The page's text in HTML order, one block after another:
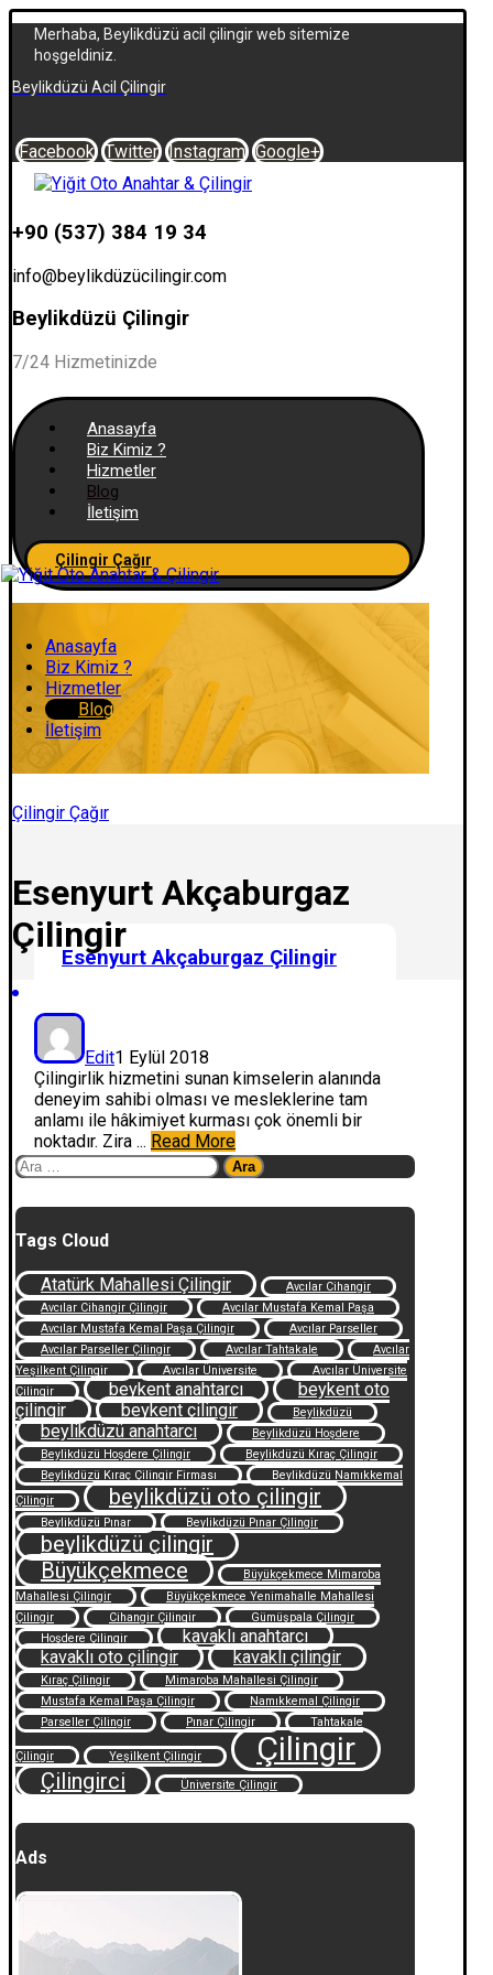
Merhaba, Beylikdüzü acil çilingir web sitemize
hoşgeldiniz.
Beylikdüzü Acil Çilingir
Facebook Twitter Instagram Google+
+90 (537) 384 19 34
info@beylikdüzücilingir.com
Beylikdüzü Çilingir
7/24 Hizmetinizde
Anasayfa
Biz Kimiz ?
Hizmetler
Blog
İletişim
Çilingir Çağır
Anasayfa
Biz Kimiz ?
Hizmetler
Blog
İletişim
Çilingir Çağır
Esenyurt Akçaburgaz
Çilingir
Esenyurt Akçaburgaz Çilingir
Edit1 Eylül 2018
Çilingirlik hizmetini sunan kimselerin alanında
deneyim sahibi olması ve mesleklerine tam
anlamı ile hâkimiyet kurması çok önemli bir
noktadır. Zira ... Read More
Arama:
Tags Cloud
Atatürk Mahallesi Çilingir
Avcılar Cihangir
Avcılar Cihangir Çilingir
Avcılar Mustafa Kemal Paşa
Avcılar Mustafa Kemal Paşa Çilingir
Avcılar Parseller
Avcılar Parseller Çilingir
Avcılar Tahtakale
Avcılar
Yeşilkent Çilingir
Avcılar Üniversite
Avcılar Üniversite
Çilingir
beykent anahtarcı
beykent oto
çilingir
beykent çilingir Beylikdüzü
beylikdüzü anahtarcı
Beylikdüzü Hoşdere
Beylikdüzü Hoşdere Çilingir
Beylikdüzü Kıraç Çilingir
Beylikdüzü Kıraç Çilingir Firması
Beylikdüzü Namıkkemal
Çilingir
beylikdüzü oto çilingir
Beylikdüzü Pınar Beylikdüzü Pınar Çilingir
beylikdüzü çilingir
Büyükçekmece
Büyükçekmece Mimaroba
Mahallesi Çilingir
Büyükçekmece Yenimahalle Mahallesi
Çilingir
Cihangir Çilingir
Gümüşpala Çilingir
Hoşdere Çilingir
kavaklı anahtarcı
kavaklı oto çilingir
kavaklı çilingir
Kıraç Çilingir
Mimaroba Mahallesi Çilingir
Mustafa Kemal Paşa Çilingir
Namıkkemal Çilingir
Parseller Çilingir
Pınar Çilingir Tahtakale
Çilingir Yeşilkent Çilingir Çilingir
Çilingirci Üniversite Çilingir
Ads